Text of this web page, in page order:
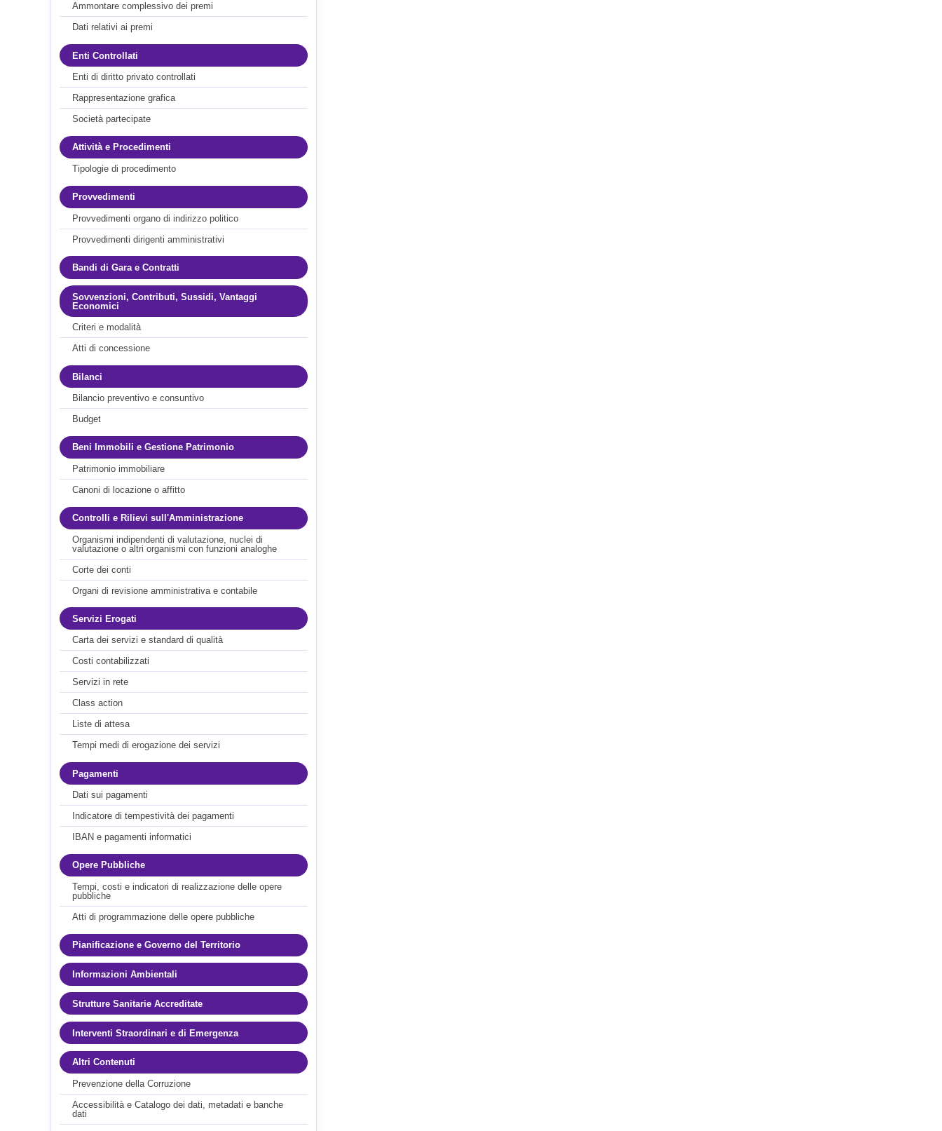
Ammontare complessivo dei premi
Dati relativi ai premi
Enti Controllati
Enti di diritto privato controllati
Rappresentazione grafica
Società partecipate
Attività e Procedimenti
Tipologie di procedimento
Provvedimenti
Provvedimenti organo di indirizzo politico
Provvedimenti dirigenti amministrativi
Bandi di Gara e Contratti
Sovvenzioni, Contributi, Sussidi, Vantaggi
Economici
Criteri e modalità
Atti di concessione
Bilanci
Bilancio preventivo e consuntivo
Budget
Beni Immobili e Gestione Patrimonio
Patrimonio immobiliare
Canoni di locazione o affitto
Controlli e Rilievi sull'Amministrazione
Organismi indipendenti di valutazione, nuclei di
valutazione o altri organismi con funzioni analoghe
Corte dei conti
Organi di revisione amministrativa e contabile
Servizi Erogati
Carta dei servizi e standard di qualità
Costi contabilizzati
Servizi in rete
Class action
Liste di attesa
Tempi medi di erogazione dei servizi
Pagamenti
Dati sui pagamenti
Indicatore di tempestività dei pagamenti
IBAN e pagamenti informatici
Opere Pubbliche
Tempi, costi e indicatori di realizzazione delle opere
pubbliche
Atti di programmazione delle opere pubbliche
Pianificazione e Governo del Territorio
Informazioni Ambientali
Strutture Sanitarie Accreditate
Interventi Straordinari e di Emergenza
Altri Contenuti
Prevenzione della Corruzione
Accessibilità e Catalogo dei dati, metadati e banche
dati